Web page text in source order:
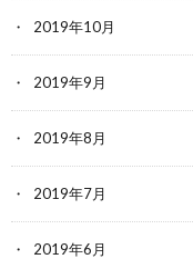
2019年10月
2019年9月
2019年8月
2019年7月
2019年6月